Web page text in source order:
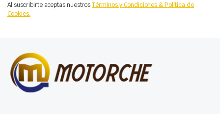
Al suscribirte aceptas nuestrosTérminos y Condiciones & Política de
Cookies.